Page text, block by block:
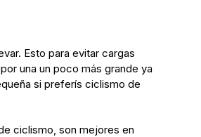
Esto para evitar cargas
una un poco más grande ya
si preferís ciclismo de
ciclismo, son mejores en